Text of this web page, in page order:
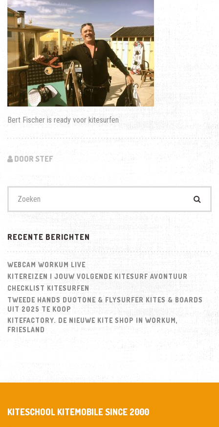
Bert Fischer is ready voor kitesurfen
DOOR STEF
naar:
RECENTE BERICHTEN
WEBCAM WORKUM LIVE
KITEREIZEN | JOUW VOLGENDE KITESURF AVONTUUR
CHECKLIST KITESURFEN
TWEEDE HANDS DUOTONE & FLYSURFER KITES & BOARDS
UIT 2025 TE KOOP
KITEFACTORY. DE NIEUWE KITE SHOP IN WORKUM,
FRIESLAND
KITESCHOOL KITEMOBILE SINCE 2000